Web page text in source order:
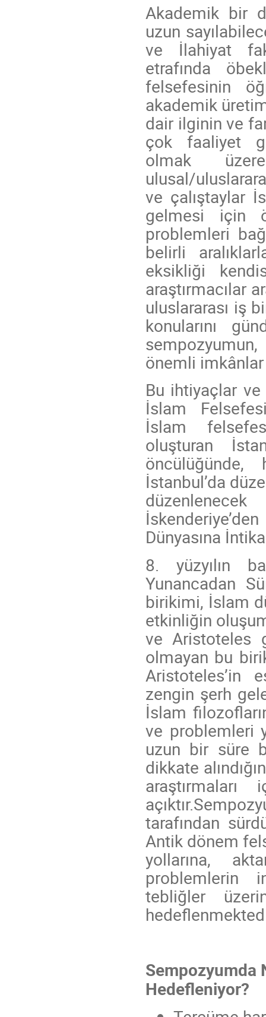
Akademik bir
uzun
ve İlahiyat
etrafında
felsefesinin
akademik
dair ilginin ve
çok faaliyet
olmak
ulusal/
ve çalıştaylar
gelmesi için
problemleri
belirli
eksikliği
araştırmacılar
uluslararası iş
konularını
önemli
Bu ihtiyaçlar
İslam
İslam
oluşturan
İstanbul’da
Dünyasına
8. yüzyılın
Yunancadan
birikimi, İslam
etkinliğin
ve Aristoteles
olmayan bu
Aristoteles’in
zengin şerh
İslam
ve problemleri
uzun bir süre
dikkate
tarafından
Antik dönem
yollarına,
problemlerin
tebliğler
Sempozyumda
Hedefleniyor?